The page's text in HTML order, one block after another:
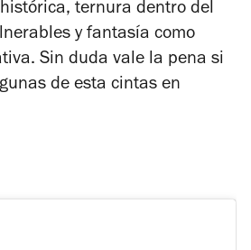
ternura dentro del
y fantasía como
Sin duda vale la pena si
de esta cintas en